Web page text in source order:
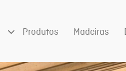
Produtos Madeiras